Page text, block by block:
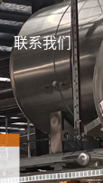
联系我们